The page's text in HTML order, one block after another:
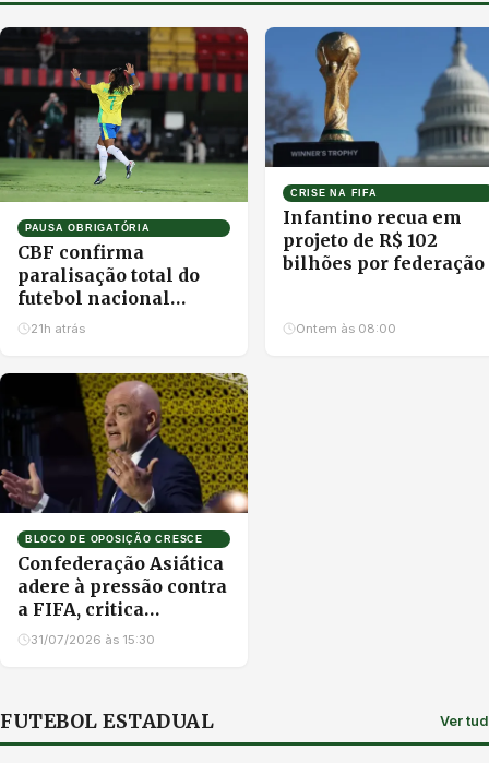
PAUSA OBRIGATÓRIA
CBF confirma
paralisação total do
futebol nacional
durante a Copa do
21h atrás
CRISE NA FIFA
Infantino recua em
projeto de R$ 102
bilhões por federação
Ontem às 08:00
BLOCO DE OPOSIÇÃO CRESCE
Confederação Asiática
adere à pressão contra
a FIFA, critica
Infantino e exige
31/07/2026 às 15:30
FUTEBOL ESTADUAL Ver